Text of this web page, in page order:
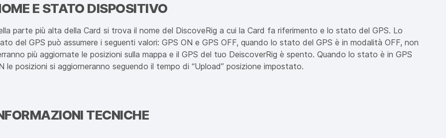
E STATO DISPOSITIVO
parte più alta della Card si trova il nome del DiscoveRig a cui la Card fa riferimento e lo stato del GPS. Lo
del GPS può assumere i seguenti valori: GPS ON e GPS OFF, quando lo stato del GPS è in modalità OFF, non
più aggiornate le posizioni sulla mappa e il GPS del tuo DeiscoverRig è spento. Quando lo stato è in GPS
le posizioni si aggiorneranno seguendo il tempo di “Upload” posizione impostato.
TECNICHE